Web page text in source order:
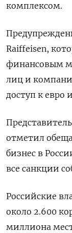
комплексом.
Raiffeisen,
финансовым
лиц и
доступ к евро
отметил
бизнес в
все санкции
Российские
около 2.600
миллиона